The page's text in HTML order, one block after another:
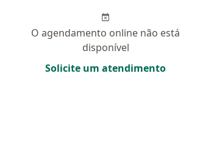
O agendamento online não está
disponível
Solicite um atendimento